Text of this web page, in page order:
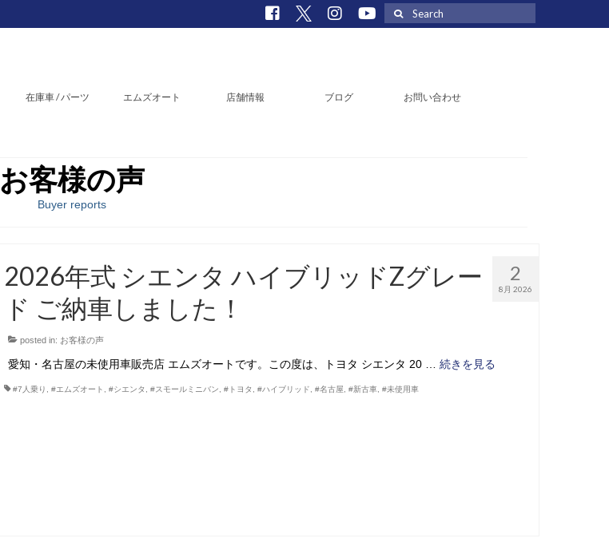
Search
for:
在庫車 / パーツ エムズオート 店舗情報 ブログ お問い合わせ
お客様の声
Buyer reports
2
8月 2026
2026年式 シエンタ ハイブリッドZグレー
ド ご納車しました！
posted in: お客様の声
愛知・名古屋の未使用車販売店 エムズオートです。この度は、トヨタ シエンタ 20 …続きを見る
#7人乗り ,#エムズオート ,#シエンタ ,#スモールミニバン ,#トヨタ ,#ハイブリッド ,#名古屋 ,#新古車 ,#未使用車